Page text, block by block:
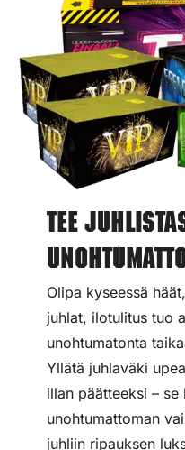
Tee
Olipa kyseessä
juhlat, ilotulitus tuo
unohtumatonta
Yllätä juhlaväki
illan päätteeksi – se
unohtumattoman
juhliin ripauksen